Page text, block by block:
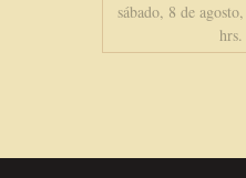
sábado, 8 de
hrs.